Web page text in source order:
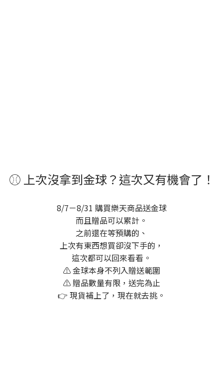
⚾ 上次沒拿到金球？這次又有機會了！
8/7－8/31 購買樂天商品送金球
而且贈品可以累計。
之前還在等預購的、
上次有東西想買卻沒下手的，
這次都可以回來看看。
⚠️ 金球本身不列入贈送範圍
⚠️ 贈品數量有限，送完為止
👉 現貨補上了，現在就去挑。